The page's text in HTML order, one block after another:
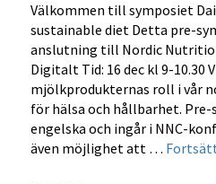
Välkommen till symposiet
sustainable diet Detta pre-
anslutning till Nordic
Digitalt Tid: 16 dec kl 9-10.30
mjölkprodukternas roll i vår
för hälsa och hållbarhet. Pre-
engelska och ingår i NNC-
även möjlighet att …